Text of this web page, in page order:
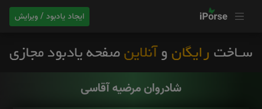
ایجاد یادبود / ویرایش
شادروان مرضیه آقاسی